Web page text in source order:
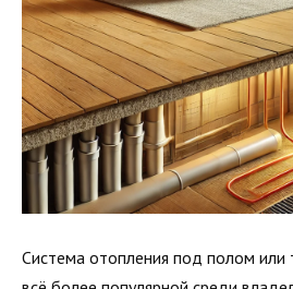
Система отопления под полом или